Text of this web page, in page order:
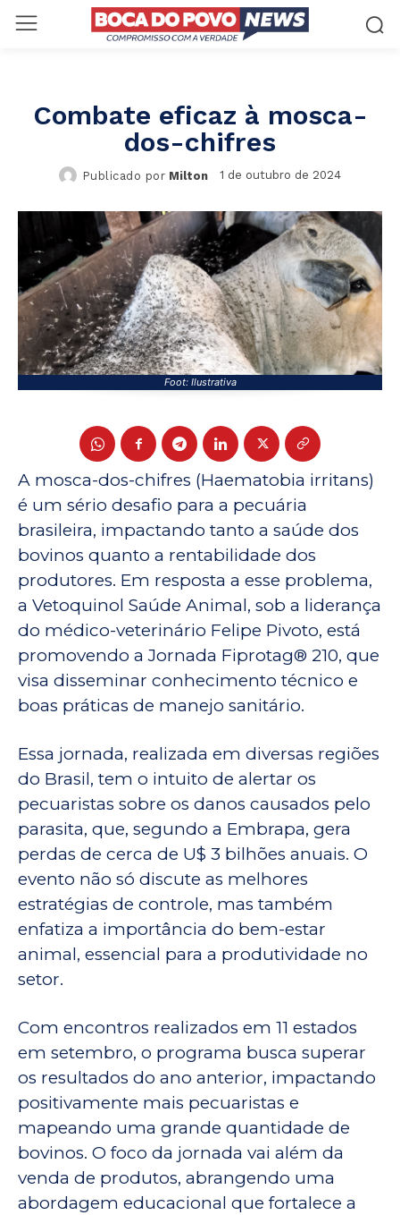
Combate eficaz à mosca-
dos-chifres
Publicado por Milton 1 de outubro de 2024
Foot: Ilustrativa
A mosca-dos-chifres (Haematobia irritans)
é um sério desafio para a pecuária
brasileira, impactando tanto a saúde dos
bovinos quanto a rentabilidade dos
produtores. Em resposta a esse problema,
a Vetoquinol Saúde Animal, sob a liderança
do médico-veterinário Felipe Pivoto, está
promovendo a Jornada Fiprotag® 210, que
visa disseminar conhecimento técnico e
boas práticas de manejo sanitário.
Essa jornada, realizada em diversas regiões
do Brasil, tem o intuito de alertar os
pecuaristas sobre os danos causados pelo
parasita, que, segundo a Embrapa, gera
perdas de cerca de U$ 3 bilhões anuais. O
evento não só discute as melhores
estratégias de controle, mas também
enfatiza a importância do bem-estar
animal, essencial para a produtividade no
setor.
Com encontros realizados em 11 estados
em setembro, o programa busca superar
os resultados do ano anterior, impactando
positivamente mais pecuaristas e
mapeando uma grande quantidade de
bovinos. O foco da jornada vai além da
venda de produtos, abrangendo uma
abordagem educacional que fortalece a